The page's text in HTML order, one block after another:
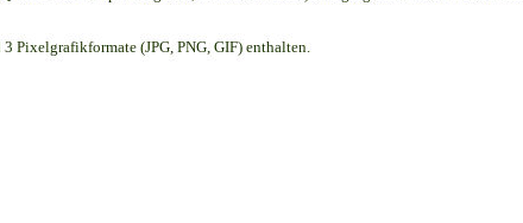
Pixelgrafikformate (JPG, PNG, GIF) enthalten.